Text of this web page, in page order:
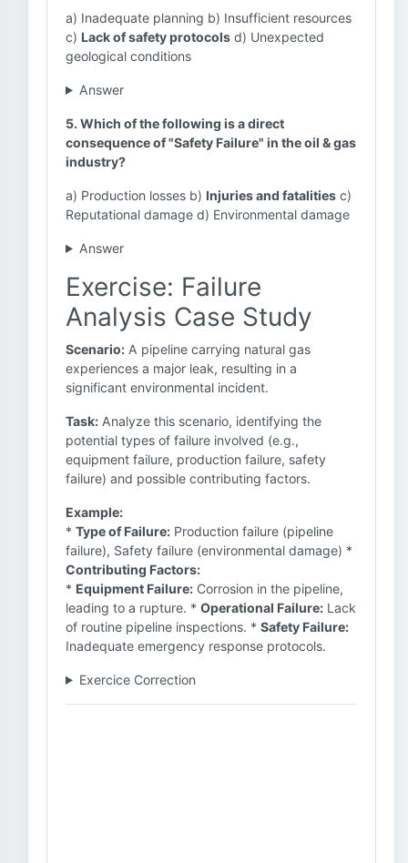
a) Inadequate planning b) Insufficient resources
c) Lack of safety protocols d) Unexpected
geological conditions
Answer
5. Which of the following is a direct
consequence of "Safety Failure" in the oil & gas
industry?
a) Production losses b) Injuries and fatalities c)
Reputational damage d) Environmental damage
Answer
Exercise: Failure
Analysis Case Study
Scenario: A pipeline carrying natural gas
experiences a major leak, resulting in a
significant environmental incident.
Task: Analyze this scenario, identifying the
potential types of failure involved (e.g.,
equipment failure, production failure, safety
failure) and possible contributing factors.
Example:
* Type of Failure: Production failure (pipeline
failure), Safety failure (environmental damage) *
Contributing Factors:
* Equipment Failure: Corrosion in the pipeline,
leading to a rupture. * Operational Failure: Lack
of routine pipeline inspections. * Safety Failure:
Inadequate emergency response protocols.
Exercice Correction